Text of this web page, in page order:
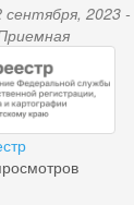
сентября, 2023